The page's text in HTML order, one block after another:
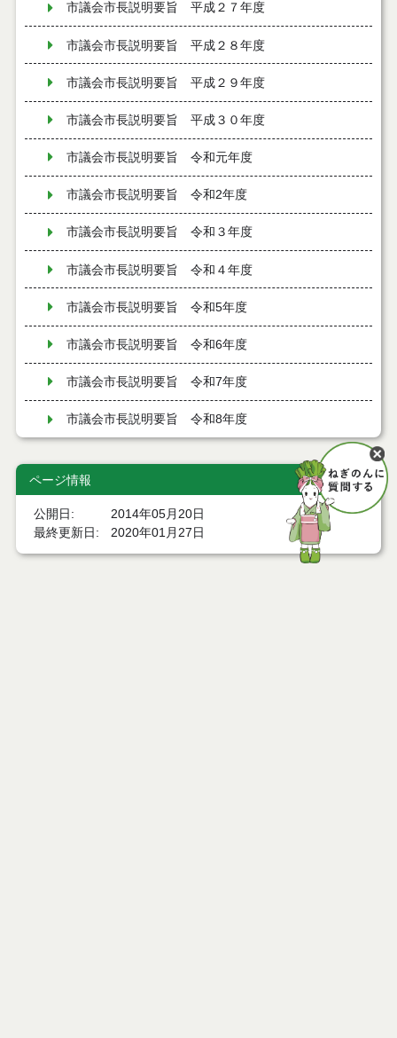
市議会市長説明要旨 平成２７年度
市議会市長説明要旨 平成２８年度
市議会市長説明要旨 平成２９年度
市議会市長説明要旨 平成３０年度
市議会市長説明要旨 令和元年度
市議会市長説明要旨 令和2年度
市議会市長説明要旨 令和３年度
市議会市長説明要旨 令和４年度
市議会市長説明要旨 令和5年度
市議会市長説明要旨 令和6年度
市議会市長説明要旨 令和7年度
市議会市長説明要旨 令和8年度
ページ情報
公開日
2014年05月20日
最終更新日
2020年01月27日